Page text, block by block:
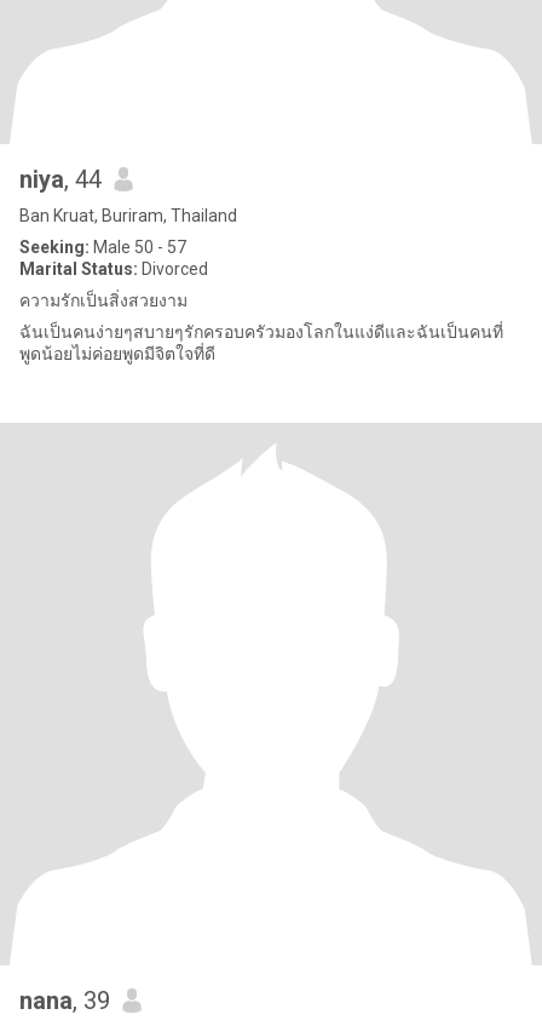
niya, 44
Ban Kruat, Buriram, Thailand
Seeking: Male 50 - 57
Marital Status: Divorced
ความรักเป็นสิ่งสวยงาม
ฉันเป็นคนง่ายๆสบายๆรักครอบครัวมองโลกในแง่ดีและฉันเป็นคนที่
พูดน้อยไม่ค่อยพูดมีจิตใจที่ดี
nana, 39